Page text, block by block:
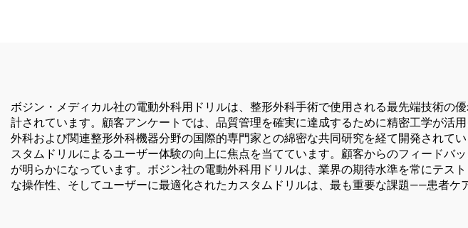
ボジン・メディカル社の電動外科用ドリルは、整形外科手術で使用される最先端技術
計されています。顧客アンケートでは、品質管理を確実に達成するために精密工学が
外科および関連整形外科機器分野の国際的専門家との綿密な共同研究を経て開発されて
スタムドリルによるユーザー体験の向上に焦点を当てています。顧客からのフィード
が明らかになっています。ボジン社の電動外科用ドリルは、業界の期待水準を常にテ
な操作性、そしてユーザーに最適化されたカスタムドリルは、最も重要な課題——患者ケ